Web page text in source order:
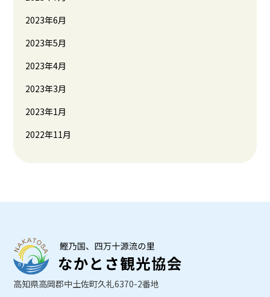
2023年6月
2023年5月
2023年4月
2023年3月
2023年1月
2022年11月
高知県高岡郡中土佐町久礼6370-2番地